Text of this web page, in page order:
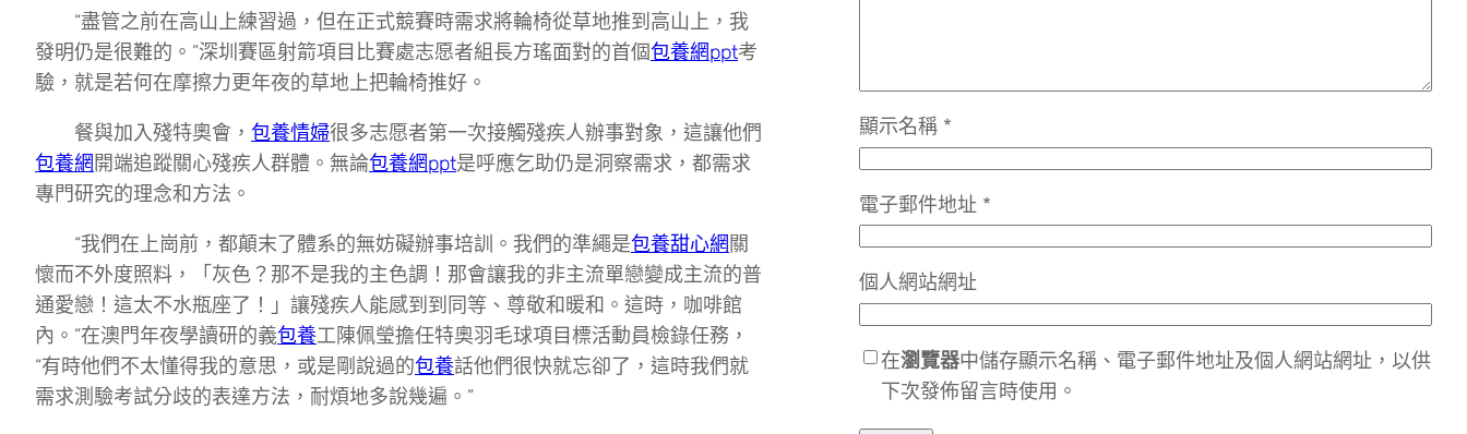
“盡管之前在高山上練習過，但在正式競賽時需求將輪椅從草地推到高山上，我
發明仍是很難的。”深圳賽區射箭項目比賽處志愿者組長方瑤面對的首個包養網ppt考
驗，就是若何在摩擦力更年夜的草地上把輪椅推好。
餐與加入殘特奧會， 包養情婦很多志愿者第一次接觸殘疾人辦事對象，這讓他們
包養網 開端追蹤關心殘疾人群體。無論包養網ppt是呼應乞助仍是洞察需求，都需求
專門研究的理念和方法。
“我們在上崗前，都顛末了體系的無妨礙辦事培訓。我們的準繩是包養甜心網 關
懷而不外度照料，「灰色？那不是我的主色調！那會讓我的非主流單戀變成主流的普
通愛戀！這太不水瓶座了！」讓殘疾人能感到到同等、尊敬和暖和。這時，咖啡館
內。”在澳門年夜學讀研的義包養工陳佩瑩擔任特奧羽毛球項目標活動員檢錄任務，
“有時他們不太懂得我的意思，或是剛說過的包養話他們很快就忘卻了，這時我們就
需求測驗考試分歧的表達方法，耐煩地多說幾遍。”
顯示名稱 *
電子郵件地址 *
個人網站網址
在瀏覽器中儲存顯示名稱、電子郵件地址及個人網站網址，以供
下次發佈留言時使用。